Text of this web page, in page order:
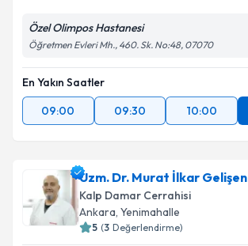
Özel Olimpos Hastanesi
Öğretmen Evleri Mh., 460. Sk. No:48, 07070
En Yakın Saatler
09:00
09:30 10:00
Uzm. Dr. Murat İlkar Gelişen
Kalp Damar Cerrahisi
Ankara, Yenimahalle
5 (3 Değerlendirme)